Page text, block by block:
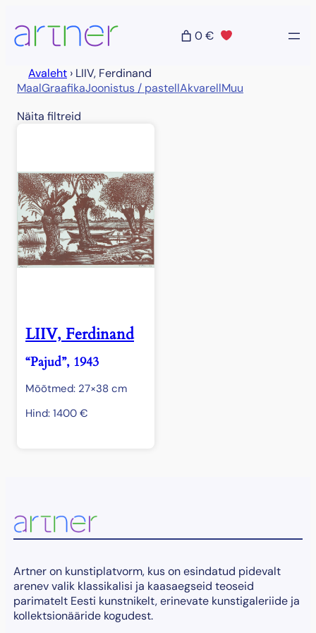
sisu
juurde
0 €
Avaleht › LIIV, Ferdinand
MaalGraafikaJoonistus / pastellAkvarellMuu
Näita filtreid
LIIV, Ferdinand
“Pajud”, 1943
Mõõtmed: 27×38 cm
Hind: 1400 €
Artner on kunstiplatvorm, kus on esindatud pidevalt
arenev valik klassikalisi ja kaasaegseid teoseid
parimatelt Eesti kunstnikelt, erinevate kunstigaleriide ja
kollektsionääride kogudest.